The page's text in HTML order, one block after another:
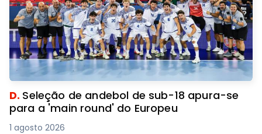
D. Seleção de andebol de sub-18 apura-se
para a 'main round' do Europeu
1 agosto 2026